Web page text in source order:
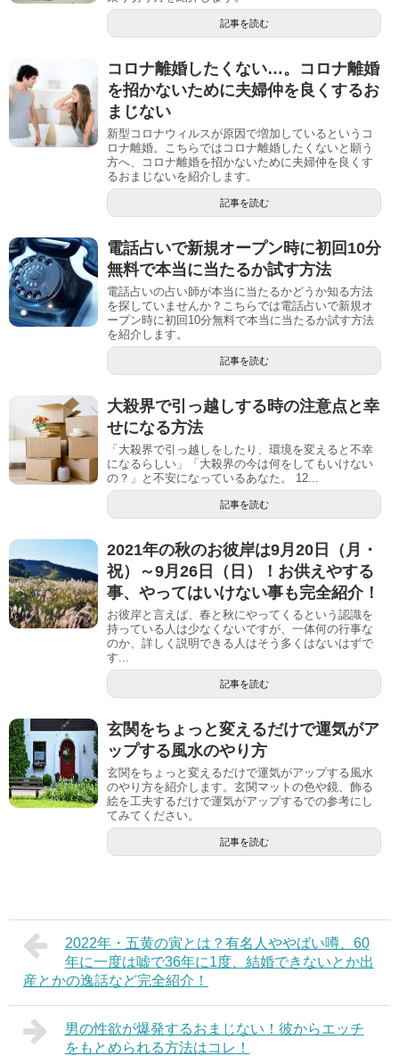
記事を読む
コロナ離婚したくない…。コロナ離婚
を招かないために夫婦仲を良くするお
まじない
新型コロナウィルスが原因で増加しているというコ
ロナ離婚。こちらではコロナ離婚したくないと願う
方へ、コロナ離婚を招かないために夫婦仲を良くす
るおまじないを紹介します。
記事を読む
電話占いで新規オープン時に初回10分
無料で本当に当たるか試す方法
電話占いの占い師が本当に当たるかどうか知る方法
を探していませんか？こちらでは電話占いで新規オ
ープン時に初回10分無料で本当に当たるか試す方法
を紹介します。
記事を読む
大殺界で引っ越しする時の注意点と幸
せになる方法
「大殺界で引っ越しをしたり、環境を変えると不幸
になるらしい」「大殺界の今は何をしてもいけない
の？」と不安になっているあなた。 12...
記事を読む
2021年の秋のお彼岸は9月20日（月・
祝）～9月26日（日）！お供えやする
事、やってはいけない事も完全紹介！
お彼岸と言えば、春と秋にやってくるという認識を
持っている人は少なくないですが、一体何の行事な
のか、詳しく説明できる人はそう多くはないはずで
す...
記事を読む
玄関をちょっと変えるだけで運気がア
ップする風水のやり方
玄関をちょっと変えるだけで運気がアップする風水
のやり方を紹介します。玄関マットの色や鏡、飾る
絵を工夫するだけで運気がアップするでの参考にし
てみてください。
記事を読む
2022年・五黄の寅とは？有名人ややばい噂、60
年に一度は嘘で36年に1度、結婚できないとか出
産とかの逸話など完全紹介！
男の性欲が爆発するおまじない！彼からエッチ
をもとめられる方法はコレ！